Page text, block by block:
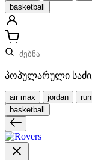
basketball
პოპულარული
air max jordan
basketball